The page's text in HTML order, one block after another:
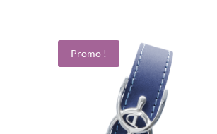
Promo !